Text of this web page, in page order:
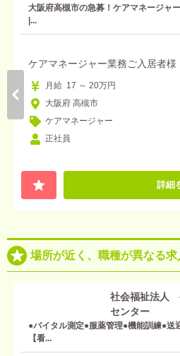
大阪府高槻市の急募！ケアマネージャ
|...
ケアマネージャー業務ご入居者様
月給 17 ～ 20万円
大阪府 高槻市
ケアマネージャー
正社員
詳細
場所が近く、職種が異なる求
社会福祉法
センター
●バイタル測定●服薬管理●機能訓練●送
【看...